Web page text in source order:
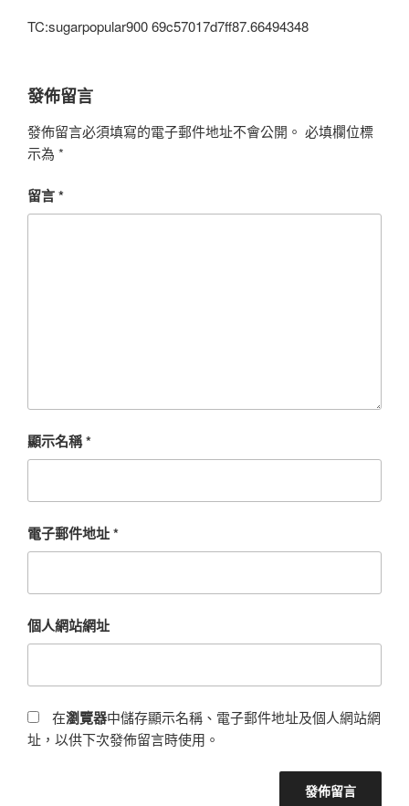
TC:sugarpopular900 69c57017d7ff87.66494348
發佈留言
發佈留言必須填寫的電子郵件地址不會公開。 必填欄位標
示為 *
留言*
顯示名稱*
電子郵件地址*
個人網站網址
在瀏覽器中儲存顯示名稱、電子郵件地址及個人網站網
址，以供下次發佈留言時使用。